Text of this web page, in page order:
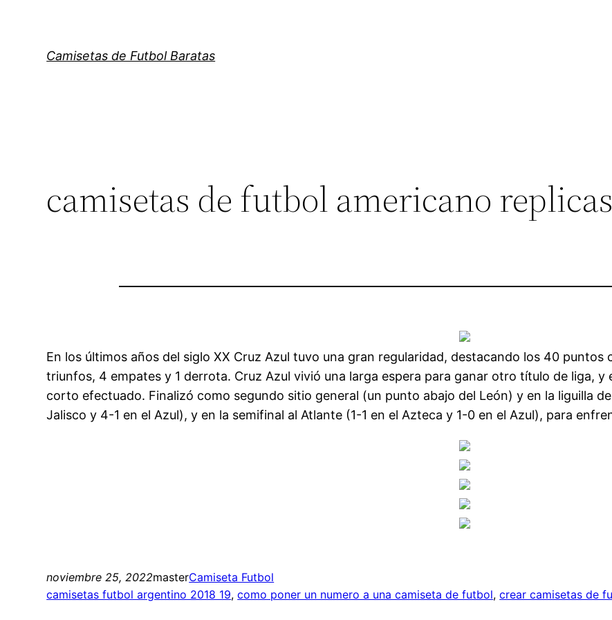
contenido
Camisetas de Futbol Baratas
camisetas de futbol americano replicas
En los últimos años del siglo XX Cruz Azul tuvo una gran regularidad, destacando los 40 puntos
triunfos, 4 empates y 1 derrota. Cruz Azul vivió una larga espera para ganar otro título de liga, y
corto efectuado. Finalizó como segundo sitio general (un punto abajo del León) y en la liguilla
Jalisco y 4-1 en el Azul), y en la semifinal al Atlante (1-1 en el Azteca y 1-0 en el Azul), para
noviembre 25, 2022masterCamiseta Futbol
camisetas futbol argentino 2018 19, como poner un numero a una camiseta de futbol, crear camisetas de